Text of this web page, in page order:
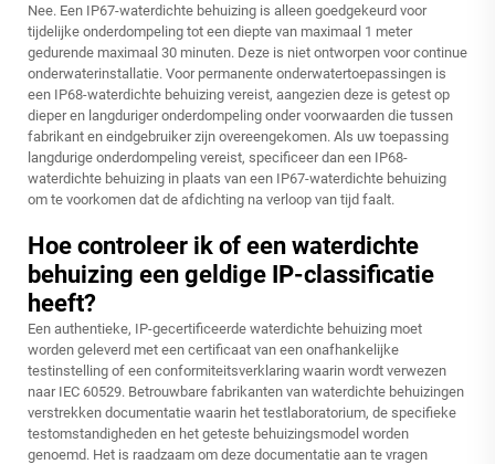
Nee. Een IP67-waterdichte behuizing is alleen goedgekeurd voor
tijdelijke onderdompeling tot een diepte van maximaal 1 meter
gedurende maximaal 30 minuten. Deze is niet ontworpen voor continue
onderwaterinstallatie. Voor permanente onderwatertoepassingen is
een IP68-waterdichte behuizing vereist, aangezien deze is getest op
dieper en langduriger onderdompeling onder voorwaarden die tussen
fabrikant en eindgebruiker zijn overeengekomen. Als uw toepassing
langdurige onderdompeling vereist, specificeer dan een IP68-
waterdichte behuizing in plaats van een IP67-waterdichte behuizing
om te voorkomen dat de afdichting na verloop van tijd faalt.
Hoe controleer ik of een waterdichte
behuizing een geldige IP-classificatie
heeft?
Een authentieke, IP-gecertificeerde waterdichte behuizing moet
worden geleverd met een certificaat van een onafhankelijke
testinstelling of een conformiteitsverklaring waarin wordt verwezen
naar IEC 60529. Betrouwbare fabrikanten van waterdichte behuizingen
verstrekken documentatie waarin het testlaboratorium, de specifieke
testomstandigheden en het geteste behuizingsmodel worden
genoemd. Het is raadzaam om deze documentatie aan te vragen